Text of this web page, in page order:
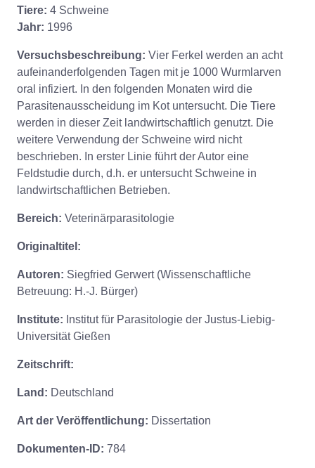
Tiere: 4 Schweine
Jahr: 1996
Versuchsbeschreibung: Vier Ferkel werden an acht
aufeinanderfolgenden Tagen mit je 1000 Wurmlarven
oral infiziert. In den folgenden Monaten wird die
Parasitenausscheidung im Kot untersucht. Die Tiere
werden in dieser Zeit landwirtschaftlich genutzt. Die
weitere Verwendung der Schweine wird nicht
beschrieben. In erster Linie führt der Autor eine
Feldstudie durch, d.h. er untersucht Schweine in
landwirtschaftlichen Betrieben.
Bereich: Veterinärparasitologie
Originaltitel:
Autoren: Siegfried Gerwert (Wissenschaftliche
Betreuung: H.-J. Bürger)
Institute: Institut für Parasitologie der Justus-Liebig-
Universität Gießen
Zeitschrift:
Land: Deutschland
Art der Veröffentlichung: Dissertation
Dokumenten-ID: 784